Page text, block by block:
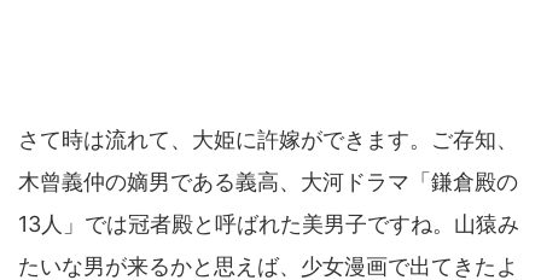
さて時は流れて、大姫に許嫁ができます。ご存知、
木曾義仲の嫡男である義高、大河ドラマ「鎌倉殿の
13人」では冠者殿と呼ばれた美男子ですね。山猿み
たいな男が来るかと思えば、少女漫画で出てきたよ